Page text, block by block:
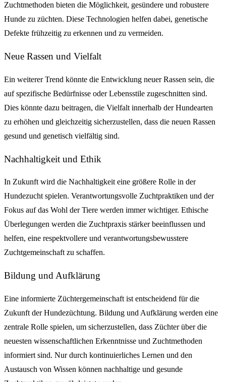
Zuchtmethoden bieten die Möglichkeit, gesündere und robustere
Hunde zu züchten. Diese Technologien helfen dabei, genetische
Defekte frühzeitig zu erkennen und zu vermeiden.
Neue Rassen und Vielfalt
Ein weiterer Trend könnte die Entwicklung neuer Rassen sein, die
auf spezifische Bedürfnisse oder Lebensstile zugeschnitten sind.
Dies könnte dazu beitragen, die Vielfalt innerhalb der Hundearten
zu erhöhen und gleichzeitig sicherzustellen, dass die neuen Rassen
gesund und genetisch vielfältig sind.
Nachhaltigkeit und Ethik
In Zukunft wird die Nachhaltigkeit eine größere Rolle in der
Hundezucht spielen. Verantwortungsvolle Zuchtpraktiken und der
Fokus auf das Wohl der Tiere werden immer wichtiger. Ethische
Überlegungen werden die Zuchtpraxis stärker beeinflussen und
helfen, eine respektvollere und verantwortungsbewusstere
Zuchtgemeinschaft zu schaffen.
Bildung und Aufklärung
Eine informierte Züchtergemeinschaft ist entscheidend für die
Zukunft der Hundezüchtung. Bildung und Aufklärung werden eine
zentrale Rolle spielen, um sicherzustellen, dass Züchter über die
neuesten wissenschaftlichen Erkenntnisse und Zuchtmethoden
informiert sind. Nur durch kontinuierliches Lernen und den
Austausch von Wissen können nachhaltige und gesunde